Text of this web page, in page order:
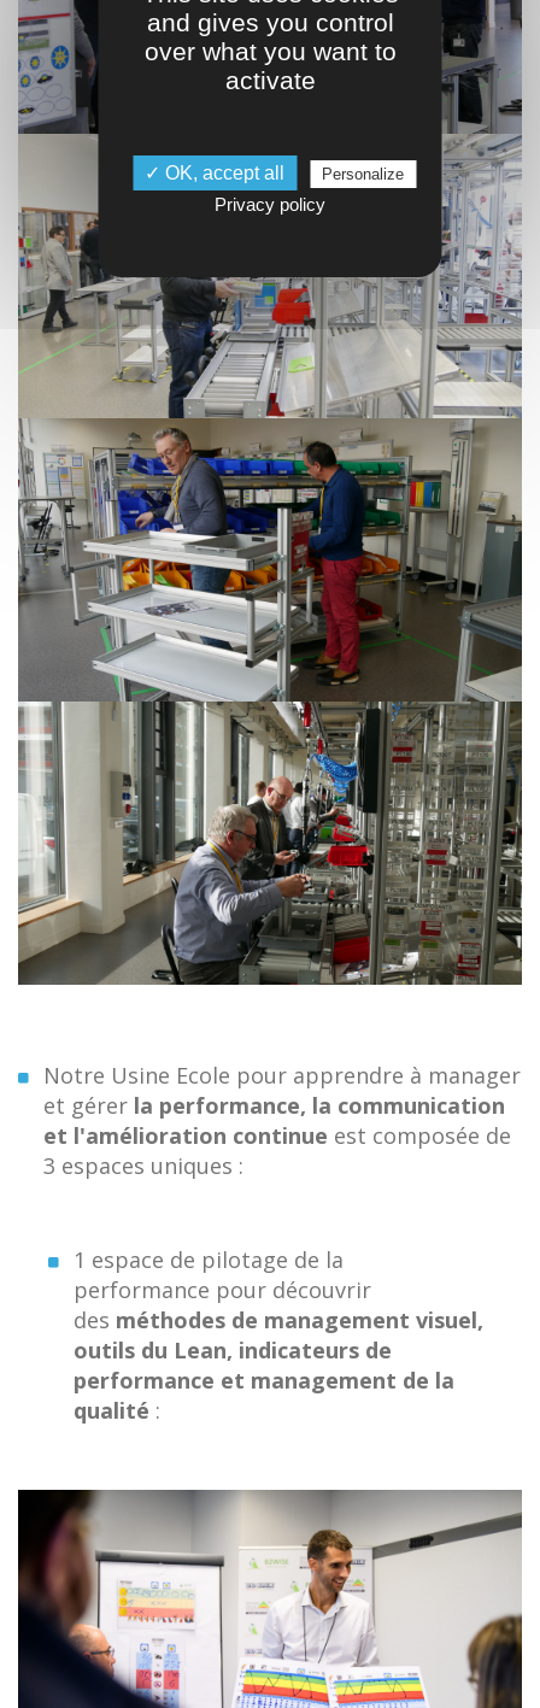
Notre Usine Ecole pour apprendre à manager
et gérer la performance, la communication
et l'amélioration continue est composée de
3 espaces uniques :
1 espace de pilotage de la
performance pour découvrir
des méthodes de management visuel,
outils du Lean, indicateurs de
performance et management de la
qualité :
and gives you control
over what you want to
activate
✓ OK, accept all Personalize
Privacy policy